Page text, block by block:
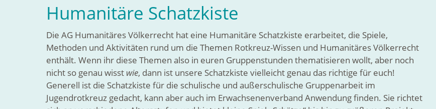
Humanitäre Schatzkiste
Die AG Humanitäres Völkerrecht hat eine Humanitäre Schatzkiste erarbeitet, die Spiele,
Methoden und Aktivitäten rund um die Themen Rotkreuz-Wissen und Humanitäres Völkerrecht
enthält. Wenn ihr diese Themen also in euren Gruppenstunden thematisieren wollt, aber noch
nicht so genau wisst wie, dann ist unsere Schatzkiste vielleicht genau das richtige für euch!
Generell ist die Schatzkiste für die schulische und außerschulische Gruppenarbeit im
Jugendrotkreuz gedacht, kann aber auch im Erwachsenenverband Anwendung finden. Sie richtet